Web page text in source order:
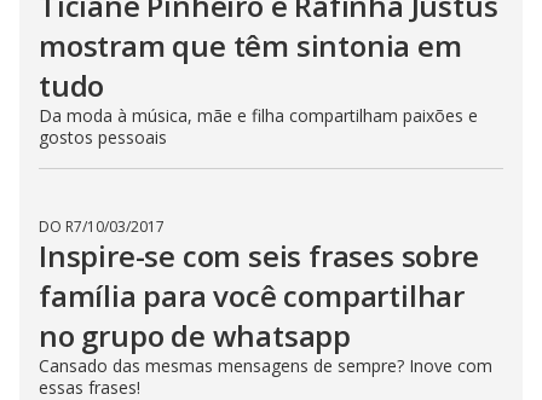
mostram que têm sintonia em
tudo
Da moda à música, mãe e filha compartilham paixões e
gostos pessoais
DO R7/10/03/2017
Inspire-se com seis frases sobre
família para você compartilhar
no grupo de whatsapp
Cansado das mesmas mensagens de sempre? Inove com
essas frases!